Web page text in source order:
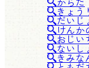
きょう
だいじ
けんか
おじい
ないし
きみな